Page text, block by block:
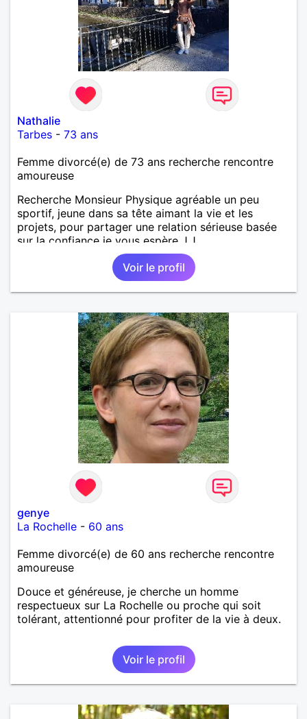
Nathalie
Tarbes - 73 ans
Femme divorcé(e) de 73 ans recherche rencontre
amoureuse
Recherche Monsieur Physique agréable un peu
sportif, jeune dans sa tête aimant la vie et les
projets, pour partager une relation sérieuse basée
sur la confiance je vous espère J.J
Voir le profil
genye
La Rochelle - 60 ans
Femme divorcé(e) de 60 ans recherche rencontre
amoureuse
Douce et généreuse, je cherche un homme
respectueux sur La Rochelle ou proche qui soit
tolérant, attentionné pour profiter de la vie à deux.
Voir le profil